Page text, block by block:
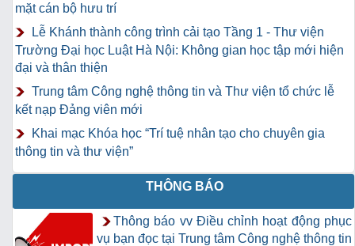
mặt cán bộ hưu trí
Lễ Khánh thành công trình cải tạo Tầng 1 - Thư viện
Trường Đại học Luật Hà Nội: Không gian học tập mới hiện
đại và thân thiện
Trung tâm Công nghệ thông tin và Thư viện tổ chức lễ
kết nạp Đảng viên mới
Khai mạc Khóa học “Trí tuệ nhân tạo cho chuyên gia
thông tin và thư viện”
THÔNG BÁO
Thông báo vv Điều chỉnh hoạt động phục
vụ bạn đọc tại Trung tâm Công nghệ thông tin